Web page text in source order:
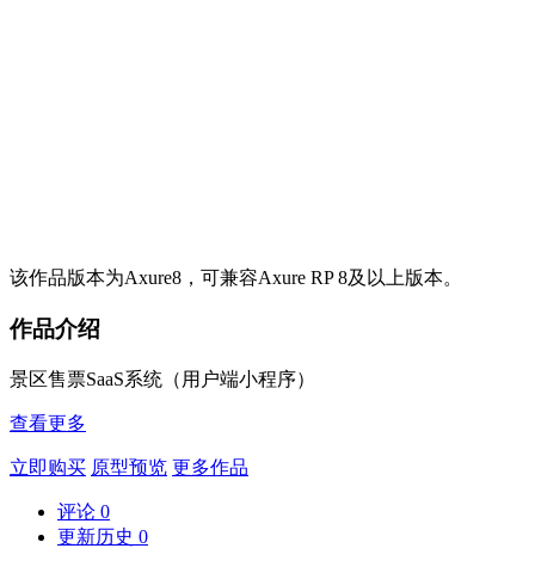
该作品版本为Axure8，可兼容Axure RP 8及以上版本。
作品介绍
景区售票SaaS系统（用户端小程序）
查看更多
立即购买 原型预览 更多作品
评论 0
更新历史 0